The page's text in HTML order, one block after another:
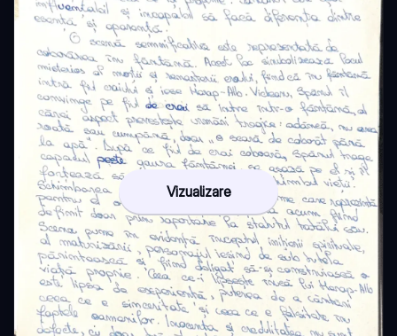
Vizualizare